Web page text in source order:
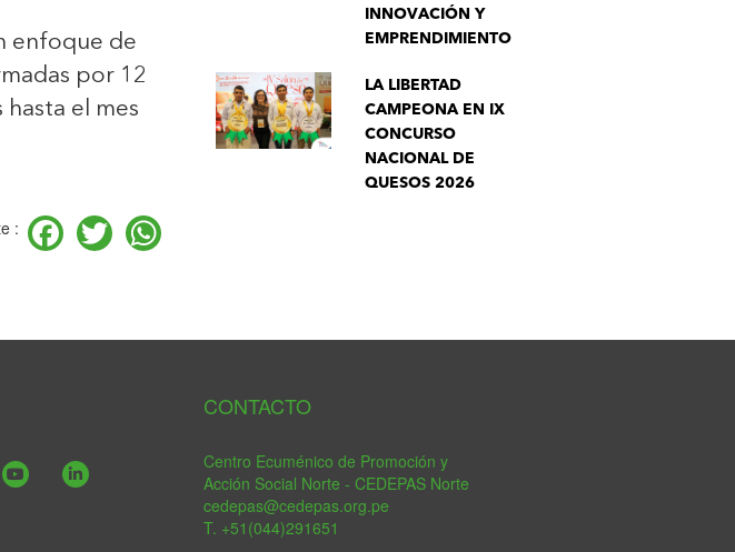
enfoque de
por 12
el mes
:
Facebook
Twitter
INNOVACIÓN Y
EMPRENDIMIENTO
LA LIBERTAD
CAMPEONA EN IX
CONCURSO
NACIONAL DE
QUESOS 2026
CONTACTO
Centro Ecuménico de Promoción y
Acción Social Norte - CEDEPAS Norte
cedepas@cedepas.org.pe
T. +51(044)291651